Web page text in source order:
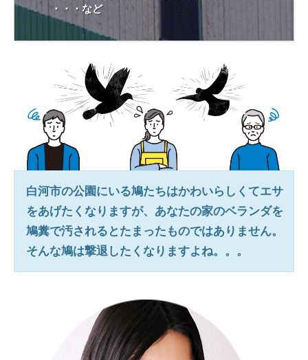
・・・など
白河市の公園にいる鳩たちはかわいらしくてエサ
をあげたくなりますが、あなたの家のベランダを
鳩糞で汚されるとたまったものではありません。
そんな鳩は撃退したくなりますよね。。。